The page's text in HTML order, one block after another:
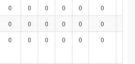
0 0 0 0 0 0
0 0 0 0 0 0
0 0 0 0 0 0